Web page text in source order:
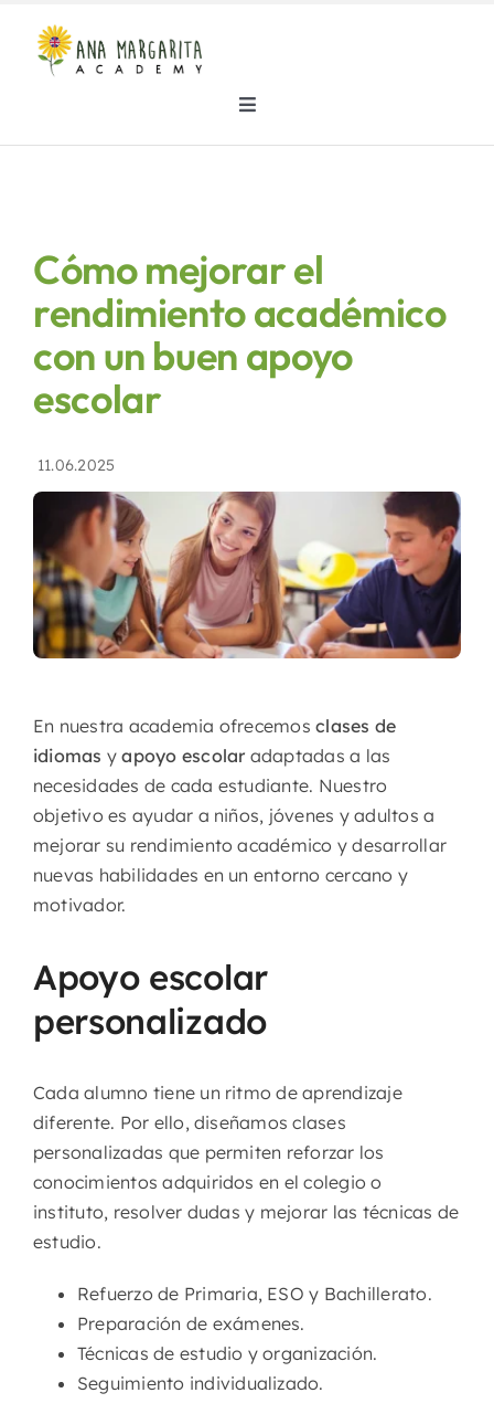
content
Toggle
Dónde estamos
Sobre nosotros
Noticias
Contacto
Cómo mejorar el
rendimiento académico
con un buen apoyo
escolar
11.06.2025
En nuestra academia ofrecemosclases de
idiomas yapoyo escolar adaptadas a las
necesidades de cada estudiante. Nuestro
objetivo es ayudar a niños, jóvenes y adultos a
mejorar su rendimiento académico y desarrollar
nuevas habilidades en un entorno cercano y
motivador.
Apoyo escolar
personalizado
Cada alumno tiene un ritmo de aprendizaje
diferente. Por ello, diseñamos clases
personalizadas que permiten reforzar los
conocimientos adquiridos en el colegio o
instituto, resolver dudas y mejorar las técnicas de
estudio.
Refuerzo de Primaria, ESO y Bachillerato.
Preparación de exámenes.
Técnicas de estudio y organización.
Seguimiento individualizado.